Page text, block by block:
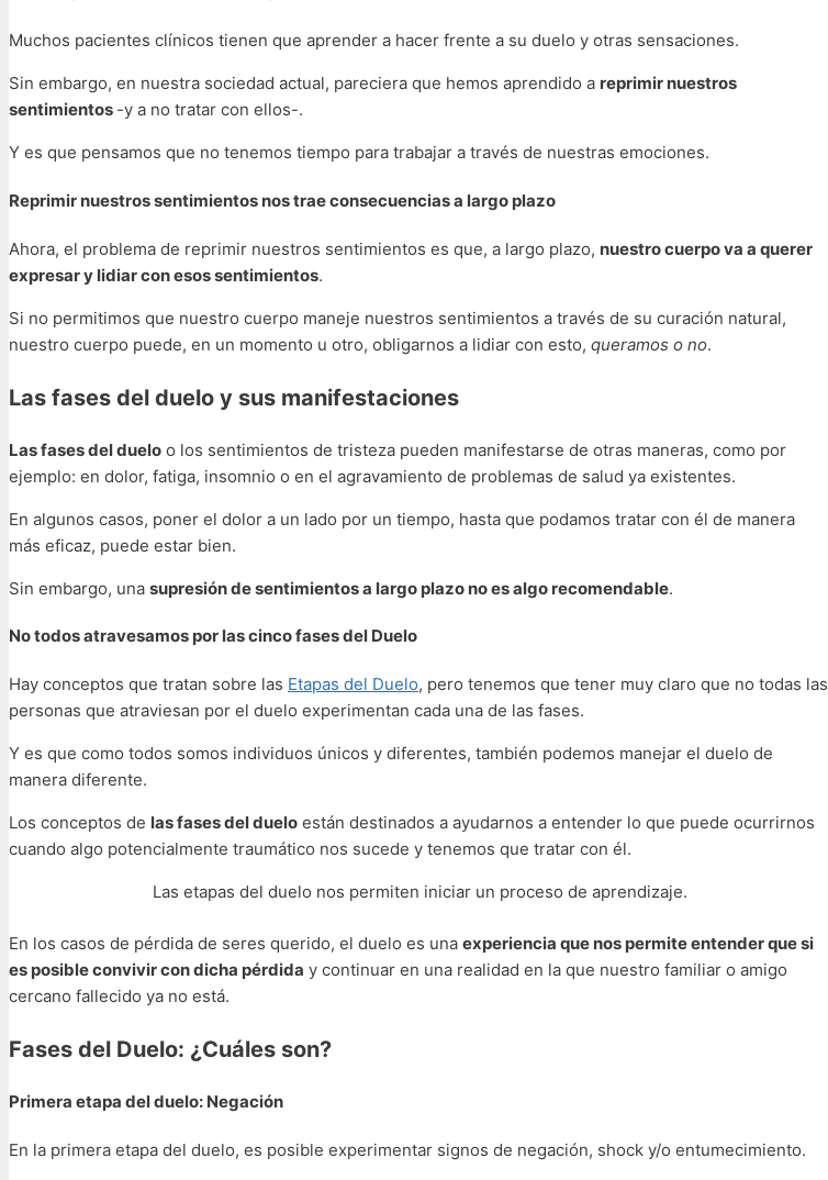
Muchos pacientes clínicos tienen que aprender a hacer frente a su duelo y otras sensaciones.
Sin embargo, en nuestra sociedad actual, pareciera que hemos aprendido a reprimir nuestros
sentimientos -y a no tratar con ellos-.
Y es que pensamos que no tenemos tiempo para trabajar a través de nuestras emociones.
Reprimir nuestros sentimientos nos trae consecuencias a largo plazo
Ahora, el problema de reprimir nuestros sentimientos es que, a largo plazo, nuestro cuerpo va a querer
expresar y lidiar con esos sentimientos.
Si no permitimos que nuestro cuerpo maneje nuestros sentimientos a través de su curación natural,
nuestro cuerpo puede, en un momento u otro, obligarnos a lidiar con esto, queramos o no.
Las fases del duelo y sus manifestaciones
Las fases del duelo o los sentimientos de tristeza pueden manifestarse de otras maneras, como por
ejemplo: en dolor, fatiga, insomnio o en el agravamiento de problemas de salud ya existentes.
En algunos casos, poner el dolor a un lado por un tiempo, hasta que podamos tratar con él de manera
más eficaz, puede estar bien.
Sin embargo, una supresión de sentimientos a largo plazo no es algo recomendable.
No todos atravesamos por las cinco fases del Duelo
Hay conceptos que tratan sobre las Etapas del Duelo, pero tenemos que tener muy claro que no todas las
personas que atraviesan por el duelo experimentan cada una de las fases.
Y es que como todos somos individuos únicos y diferentes, también podemos manejar el duelo de
manera diferente.
Los conceptos de las fases del duelo están destinados a ayudarnos a entender lo que puede ocurrirnos
cuando algo potencialmente traumático nos sucede y tenemos que tratar con él.
Las etapas del duelo nos permiten iniciar un proceso de aprendizaje.
En los casos de pérdida de seres querido, el duelo es una experiencia que nos permite entender que si
es posible convivir con dicha pérdida y continuar en una realidad en la que nuestro familiar o amigo
cercano fallecido ya no está.
Fases del Duelo: ¿Cuáles son?
Primera etapa del duelo: Negación
En la primera etapa del duelo, es posible experimentar signos de negación, shock y/o entumecimiento.